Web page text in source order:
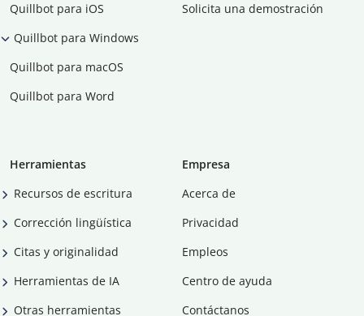
Quillbot para iOS
Quillbot para Windows
Quillbot para macOS
Quillbot para Word
Solicita una demostración
Herramientas
Recursos de escritura
Corrección lingüística
Citas y originalidad
Herramientas de IA
Otras herramientas
Empresa
Acerca de
Privacidad
Empleos
Centro de ayuda
Contáctanos